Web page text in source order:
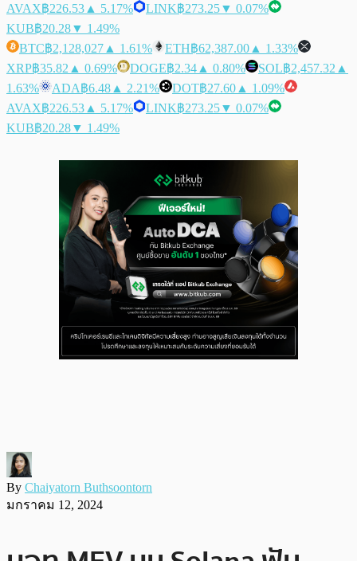
AVAX฿226.53 ▲ 5.17% LINK฿273.25▼ 0.07%
KUB฿20.28▼ 1.49%
BTC฿2,128,027 ▲ 1.61% ETH฿62,387.00 ▲ 1.33%
XRP฿35.82 ▲ 0.69% DOGE฿2.34 ▲ 0.80% SOL฿2,457.32 ▲
1.63%
ADA฿6.48 ▲ 2.21% DOT฿27.60 ▲ 1.09%
AVAX฿226.53 ▲ 5.17% LINK฿273.25▼ 0.07%
KUB฿20.28▼ 1.49%
By Chaiyatorn Buthsoontorn
มกราคม 12, 2024